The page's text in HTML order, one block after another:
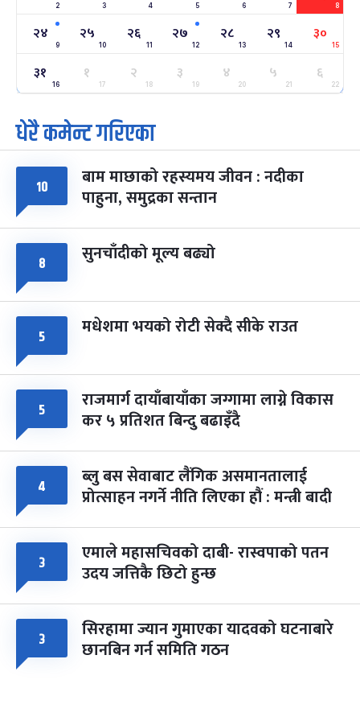
सोम
अन्तराष्ट्रिय नारी दिवस
फाल्गुन २४, २०८३- Mar 8, 2027
७ महिना बाँकी
२५
मंगल
ग्याल्पो ल्होसार
फाल्गुन २५, २०८३ Mar 9, 2027
७ महिना बाँकी
७
आइत
पूर्णिमा व्रत
चैत्र ७, २०८३-Mar 21, 2027
८ फागुपूर्णिमा
चैत्र ८, २०८३-Mar 22, 2027
७ महिना बाँकी
2 3 4 5 6 7 8
२४
9
२५
10
२६
11
२७
12
२८
13
२९
14
३०
15
३१
16
१
17
२
18
३
19
४
20
५
21
६
22
धेरै कमेन्ट गरिएका
१० बाम माछाको रहस्यमय जीवन : नदीका
पाहुना, समुद्रका सन्तान
८ सुनचाँदीको मूल्य बढ्यो
५ मधेशमा भयको रोटी सेक्दै सीके राउत
५ राजमार्ग दायाँबायाँका जग्गामा लाग्ने विकास
कर ५ प्रतिशत बिन्दु बढाइँदै
४ ब्लु बस सेवाबाट लैंगिक असमानतालाई
प्रोत्साहन नगर्ने नीति लिएका हौं : मन्त्री बादी
३ एमाले महासचिवको दाबी- रास्वपाको पतन
उदय जत्तिकै छिटो हुन्छ
३ सिरहामा ज्यान गुमाएका यादवको घटनाबारे
छानबिन गर्न समिति गठन